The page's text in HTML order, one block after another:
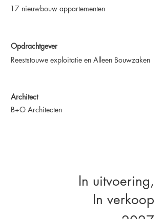
17 nieuwbouw appartementen
Opdrachtgever
Reeststouwe exploitatie en Alleen Bouwzaken
Architect
B+O Architecten
In uitvoering,
In verkoop